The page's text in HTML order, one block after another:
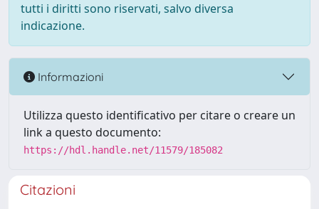
tutti i diritti sono riservati, salvo diversa
indicazione.
Informazioni
Utilizza questo identificativo per citare o creare un
link a questo documento:
https://hdl.handle.net/11579/185082
Citazioni